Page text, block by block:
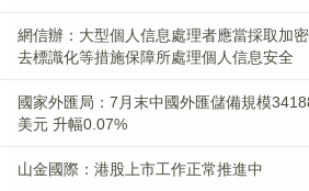
網信辦：大型個人信息處理者應當採取加密
去標識化等措施保障所處理個人信息安全
國家外匯局：7月末中國外匯儲備規模
美元 升幅0.07%
山金國際：港股上市工作正常推進中